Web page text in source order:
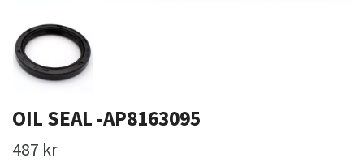
OIL SEAL -AP8163095
487 kr